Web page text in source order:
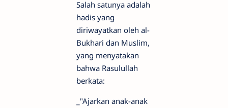
Salah satunya adalah
hadis yang
diriwayatkan oleh al-
Bukhari dan Muslim,
yang menyatakan
bahwa Rasulullah
berkata:
_"Ajarkan anak-anak